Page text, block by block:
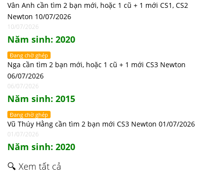
Vân Anh cần tìm 2 bạn mới, hoặc 1 cũ + 1 mới CS1, CS2
Newton 10/07/2026
10/07/2026
Năm sinh: 2020
Đang chờ ghép
Nga cần tìm 2 bạn mới, hoặc 1 cũ + 1 mới CS3 Newton
06/07/2026
06/07/2026
Năm sinh: 2015
Đang chờ ghép
Vũ Thúy Hằng cần tìm 2 bạn mới CS3 Newton 01/07/2026
01/07/2026
Năm sinh: 2020
🔍 Xem tất cả